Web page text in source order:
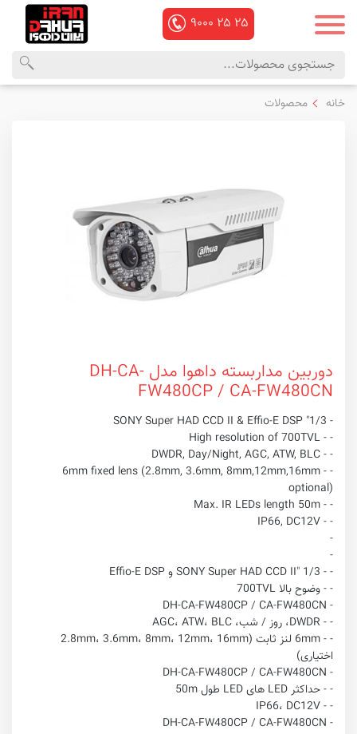
۹۰۰۰ ۲۵ ۲۵
محصولات
منوی
خانه محصولات
دوربین مداربسته داهوا مدل DH-CA-
FW480CP / CA-FW480CN
- 1/3" SONY Super HAD CCD II & Effio-E DSP
- - High resolution of 700TVL
- - DWDR, Day/Night, AGC, ATW, BLC
- - 6mm fixed lens (2.8mm, 3.6mm, 8mm,12mm,16mm
optional)
- - Max. IR LEDs length 50m
- - IP66, DC12V
-
-
- - 1/3 "SONY Super HAD CCD II و Effio-E DSP
- - وضوح بالا 700TVL
- DH-CA-FW480CP / CA-FW480CN
- - DWDR، روز / شب، AGC، ATW، BLC
- - 6mm لنز ثابت (2.8mm، 3.6mm، 8mm، 12mm، 16mm
اختیاری)
- DH-CA-FW480CP / CA-FW480CN
- - حداکثر LED های LED طول 50m
- - IP66، DC12V
- DH-CA-FW480CP / CA-FW480CN